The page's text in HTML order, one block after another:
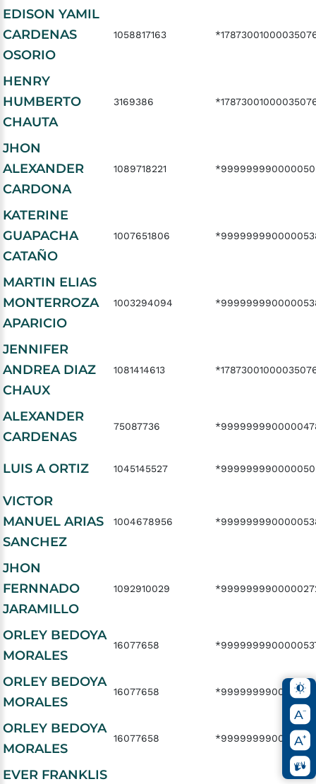
EDISON YAMIL
CARDENAS
OSORIO
1058817163
HENRY
HUMBERTO
CHAUTA
3169386
JHON
ALEXANDER
CARDONA
1089718221
KATERINE
GUAPACHA
CATAÑO
1007651806
MARTIN ELIAS
MONTERROZA
APARICIO
1003294094
JENNIFER
ANDREA DIAZ
CHAUX
1081414613
ALEXANDER
CARDENAS
75087736
LUIS A ORTIZ 1045145527
VICTOR
MANUEL ARIAS
SANCHEZ
1004678956
JHON
FERNNADO
JARAMILLO
1092910029
ORLEY BEDOYA
MORALES
16077658
ORLEY BEDOYA
MORALES
16077658
ORLEY BEDOYA
MORALES
16077658
EVER FRANKLIS